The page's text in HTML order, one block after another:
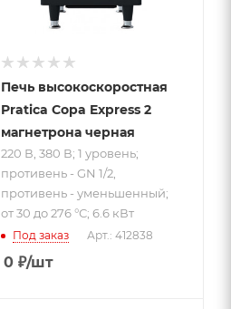
Печь высокоскоростная
Pratica Copa Expres s 2
магнетрона черная
220 В, 380 В; 1 уровень;
противень - GN 1/2,
противень - уменьшенный;
от 30 до 276 °С; 6.6 кВт
Под заказ Арт.: 412838
0₽/шт